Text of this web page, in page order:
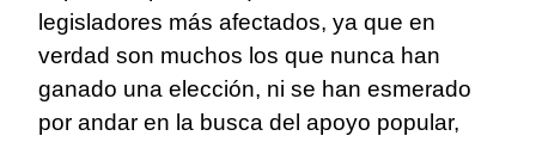
legisladores más afectados, ya que en
verdad son muchos los que nunca han
ganado una elección, ni se han esmerado
por andar en la busca del apoyo popular,